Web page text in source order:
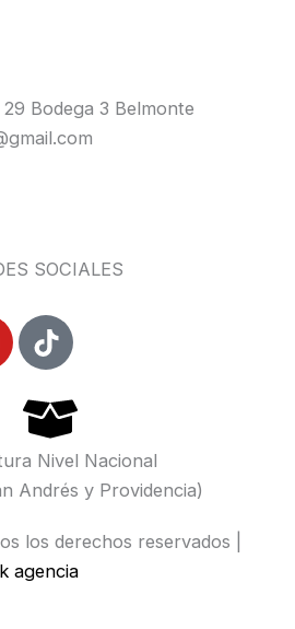
Bodega 3 Belmonte
SOCIALES
T
i
t
o
k
Nivel Nacional
Andrés y Providencia)
los derechos reservados |
agencia